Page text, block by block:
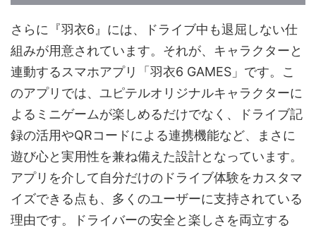
さらに『羽衣6』には、ドライブ中も退屈しない仕
組みが用意されています。それが、キャラクターと
連動するスマホアプリ「羽衣6 GAMES」です。こ
のアプリでは、ユピテルオリジナルキャラクターに
よるミニゲームが楽しめるだけでなく、ドライブ記
録の活用やQRコードによる連携機能など、まさに
遊び心と実用性を兼ね備えた設計となっています。
アプリを介して自分だけのドライブ体験をカスタマ
イズできる点も、多くのユーザーに支持されている
理由です。ドライバーの安全と楽しさを両立する